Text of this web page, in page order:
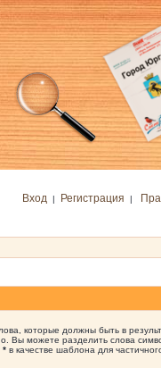
Вход | Регистрация |
которые должны быть в
Вы можете разделить слова
* в качестве шаблона для